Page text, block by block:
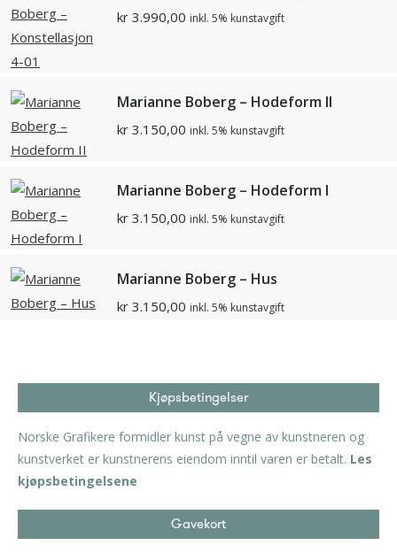
kr 3.990,00 inkl. 5% kunstavgift
Marianne Boberg – Hodeform II
kr 3.150,00 inkl. 5% kunstavgift
Marianne Boberg – Hodeform I
kr 3.150,00 inkl. 5% kunstavgift
Marianne Boberg – Hus
kr 3.150,00 inkl. 5% kunstavgift
Kjøpsbetingelser
Norske Grafikere formidler kunst på vegne av kunstneren og
kunstverket er kunstnerens eiendom inntil varen er betalt. Les
kjøpsbetingelsene
Gavekort